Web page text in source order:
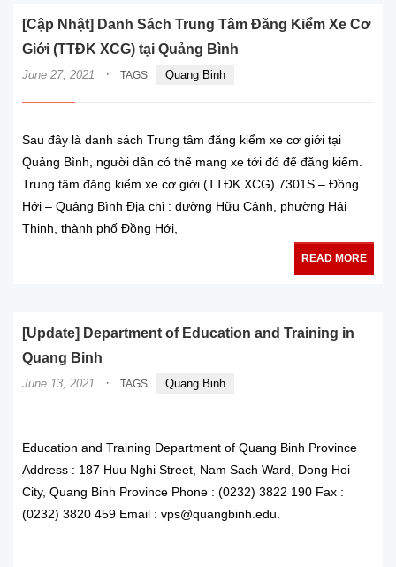
[Cập Nhật] Danh Sách Trung Tâm Đăng Kiểm Xe Cơ
Giới (TTĐK XCG) tại Quảng Bình
June 27, 2021 · TAGS Quang Binh
Sau đây là danh sách Trung tâm đăng kiểm xe cơ giới tại
Quảng Bình, người dân có thể mang xe tới đó để đăng kiểm.
Trung tâm đăng kiểm xe cơ giới (TTĐK XCG) 7301S – Đồng
Hới – Quảng Bình Địa chỉ : đường Hữu Cảnh, phường Hải
Thịnh, thành phố Đồng Hới,
READ MORE
[Update] Department of Education and Training in
Quang Binh
June 13, 2021 · TAGS Quang Binh
Education and Training Department of Quang Binh Province
Address : 187 Huu Nghi Street, Nam Sach Ward, Dong Hoi
City, Quang Binh Province Phone : (0232) 3822 190 Fax :
(0232) 3820 459 Email : vps@quangbinh.edu.